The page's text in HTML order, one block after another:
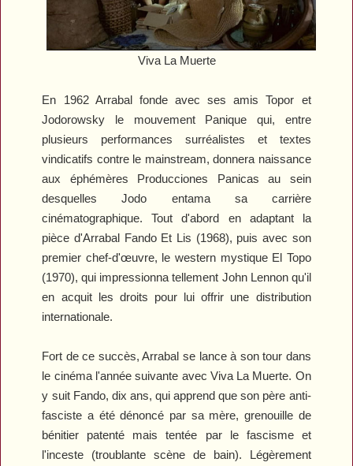
Viva La Muerte
En 1962 Arrabal fonde avec ses amis Topor et
Jodorowsky le mouvement Panique qui, entre
plusieurs performances surréalistes et textes
vindicatifs contre le mainstream, donnera naissance
aux éphémères Producciones Panicas au sein
desquelles Jodo entama sa carrière
cinématographique. Tout d'abord en adaptant la
pièce d'Arrabal Fando Et Lis (1968), puis avec son
premier chef-d'œuvre, le western mystique El Topo
(1970), qui impressionna tellement John Lennon qu'il
en acquit les droits pour lui offrir une distribution
internationale.
Fort de ce succès, Arrabal se lance à son tour dans
le cinéma l'année suivante avec Viva La Muerte. On
y suit Fando, dix ans, qui apprend que son père anti-
fasciste a été dénoncé par sa mère, grenouille de
bénitier patenté mais tentée par le fascisme et
l'inceste (troublante scène de bain). Légèrement